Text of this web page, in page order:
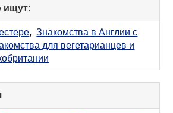
ищут:
to
collapse
contents
,Знакомства в Англии с
для вегетарианцев и
to